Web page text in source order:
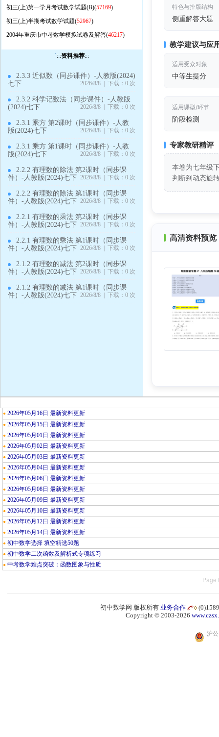
初三(上)第一学月考试数学试题(B)(57169)
初三(上)半期考试数学试题(52967)
2004年重庆市中考数学模拟试卷及解答(46217)
`:::资料推荐:::
2.3.3 近似数（同步课件）-人教版(2024)
七下
2026/8/8 | 下载：0 次
2.3.2 科学记数法（同步课件）-人教版
(2024)七下
2026/8/8 | 下载：0 次
2.3.1 乘方 第2课时（同步课件）-人教
版(2024)七下
2026/8/8 | 下载：0 次
2.3.1 乘方 第1课时（同步课件）-人教
版(2024)七下
2026/8/8 | 下载：0 次
2.2.2 有理数的除法 第2课时（同步课
件）-人教版(2024)七下 2026/8/8 | 下载：0 次
2.2.2 有理数的除法 第1课时（同步课
件）-人教版(2024)七下 2026/8/8 | 下载：0 次
2.2.1 有理数的乘法 第2课时（同步课
件）-人教版(2024)七下 2026/8/8 | 下载：0 次
2.2.1 有理数的乘法 第1课时（同步课
件）-人教版(2024)七下 2026/8/8 | 下载：0 次
2.1.2 有理数的减法 第2课时（同步课
件）-人教版(2024)七下 2026/8/8 | 下载：0 次
2.1.2 有理数的减法 第1课时（同步课
件）-人教版(2024)七下 2026/8/8 | 下载：0 次
特色与排版结构
侧重解答大题
教学建议与应
适用受众对象
中等生提分
适用课型/环节
阶段检测
专家教研精评
本卷为七年级
判断到动态旋
高清资料预
● 2026年05月16日 最新资料更新
● 2026年05月15日 最新资料更新
● 2026年05月01日 最新资料更新
● 2026年05月02日 最新资料更新
● 2026年05月03日 最新资料更新
● 2026年05月04日 最新资料更新
● 2026年05月06日 最新资料更新
● 2026年05月08日 最新资料更新
● 2026年05月09日 最新资料更新
● 2026年05月10日 最新资料更新
● 2026年05月12日 最新资料更新
● 2026年05月14日 最新资料更新
● 初中数学选择 填空精选50题
● 初中数学二次函数及解析式专项练习
● 中考数学难点突破：函数图象与性质
Page
初中数学网 版权所有 业务合作
Copyright © 2003-2026
沪公